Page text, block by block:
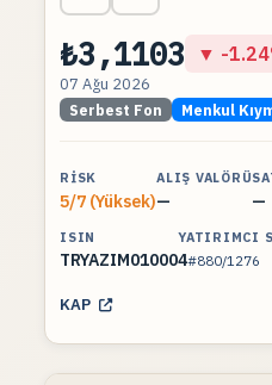
₺3,1103 ▼ -
07 Ağu 2026
Serbest Fon Menkul
RISK
5/7 (Yüksek)
ALIŞ VALÖRÜ
— —
ISIN
TRYAZIM01000
YATIRIMCI
4#880/1276
KAP